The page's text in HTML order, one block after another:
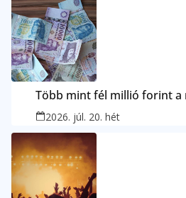
Több mint fél millió forint a
2026. júl. 20. hét